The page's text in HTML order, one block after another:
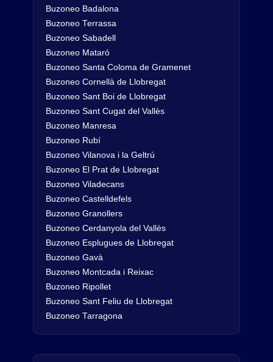
Buzoneo Badalona
Buzoneo Terrassa
Buzoneo Sabadell
Buzoneo Mataró
Buzoneo Santa Coloma de Gramenet
Buzoneo Cornellà de Llobregat
Buzoneo Sant Boi de Llobregat
Buzoneo Sant Cugat del Vallès
Buzoneo Manresa
Buzoneo Rubí
Buzoneo Vilanova i la Geltrú
Buzoneo El Prat de Llobregat
Buzoneo Viladecans
Buzoneo Castelldefels
Buzoneo Granollers
Buzoneo Cerdanyola del Vallès
Buzoneo Esplugues de Llobregat
Buzoneo Gavà
Buzoneo Montcada i Reixac
Buzoneo Ripollet
Buzoneo Sant Feliu de Llobregat
Buzoneo Tarragona